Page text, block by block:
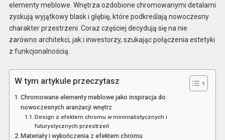
elementy meblowe. Wnętrza ozdobione chromowanymi detalami
zyskują wyjątkowy blask i głębię, które podkreślają nowoczesny
charakter przestrzeni. Coraz częściej decydują się na nie
zarówno architekci, jak i inwestorzy, szukając połączenia estetyki
z funkcjonalnością.
W tym artykule przeczytasz
Chromowane elementy meblowe jako inspiracja do
nowoczesnych aranżacji wnętrz
Design z efektem chromu w minimalistycznych i
futurystycznych przestrzeń
Materiały i wykończenia z efektem chromu